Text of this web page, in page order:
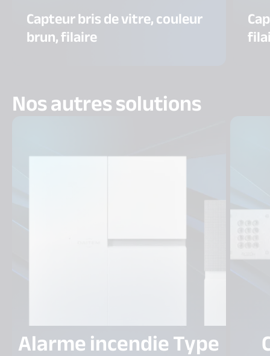
Capteur bris de vitre, couleur
brun, filaire
Nos autres solutions
Alarme incendie Type